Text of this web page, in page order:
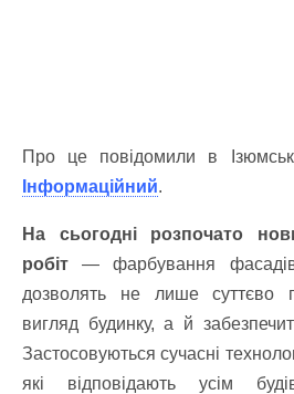
Про це повідомили в
Інформаційний.
На сьогодні розпочато
робіт — фарбування фасадів
дозволять не лише суттєво
вигляд будинку, а й
Застосовуються сучасні
які відповідають усім